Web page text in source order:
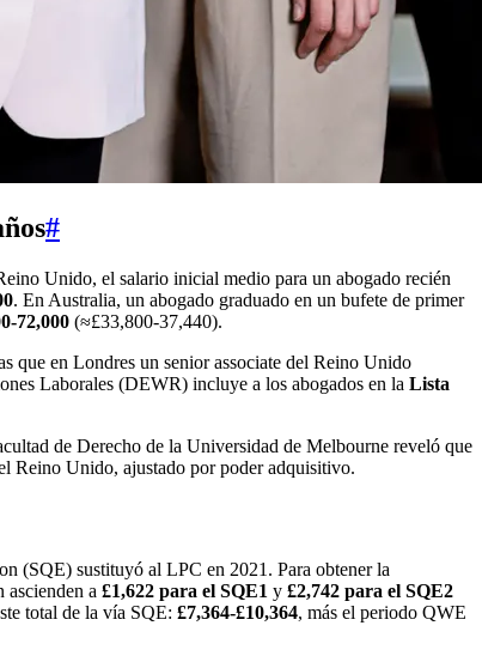
#
Unido, el salario inicial medio para un abogado recién
. En Australia, un abogado graduado en un bufete de primer
72,000 (≈£33,800-37,440).
que en Londres un senior associate del Reino Unido
Laborales (DEWR) incluye a los abogados en la Lista
de Derecho de la Universidad de Melbourne reveló que
Reino Unido, ajustado por poder adquisitivo.
(SQE) sustituyó al LPC en 2021. Para obtener la
ascienden a £1,622 para el SQE1 y £2,742 para el SQE2
total de la vía SQE: £7,364-£10,364, más el periodo QWE